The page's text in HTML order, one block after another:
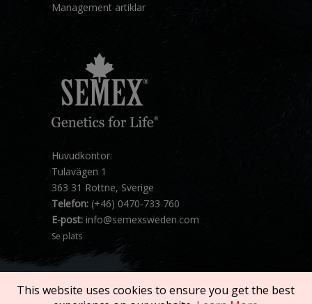
Management artiklar
Huvudkontor:
Tulavägen 1
363 31 Rottne, Sverige
Telefon: (+46) 0470-733 760
E-post: info@semexsweden.com
Se plats
This website uses cookies to ensure you get the best